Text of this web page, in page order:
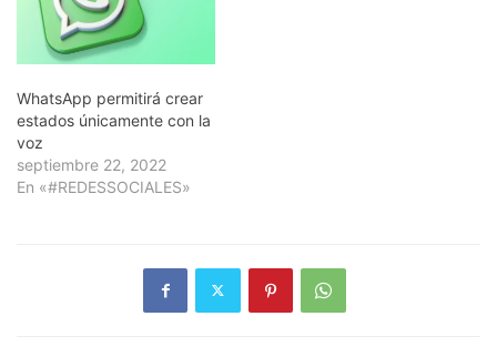
WhatsApp permitirá crear
estados únicamente con la
voz
septiembre 22, 2022
En «#REDESSOCIALES»